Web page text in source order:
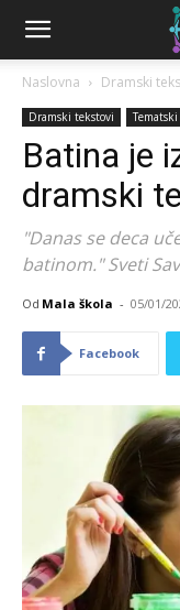
Naslovna Dramski
Dramski tekstovi
Batina je
dramski
"Danas se deca
batinom." Sveti
Od Mala škola - 05/01/
Facebook